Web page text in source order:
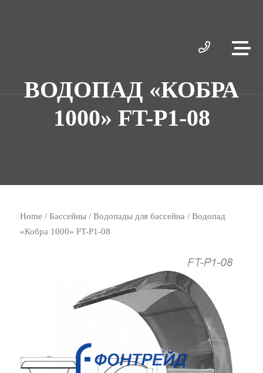
ВОДОПАД «КОБРА
1000» FT-Р1-08
Home /Бассейны /Водопады для бассейна / Водопад
«Кобра 1000» FT-Р1-08